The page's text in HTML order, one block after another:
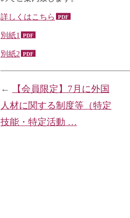
詳しくはこちら
別紙1
別紙2
←
【会員限定】7月に外国
人材に関する制度等（特定
技能・特定活動 …